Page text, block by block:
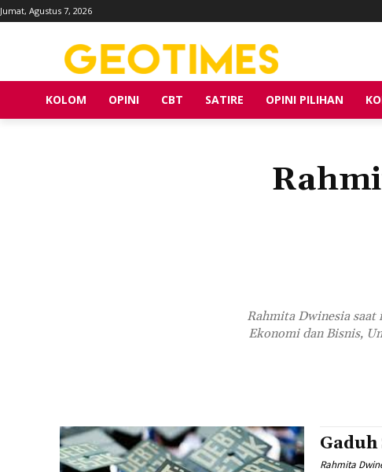
Jumat, Agustus 7, 2026
KOLOM OPINI CBT SATIRE OPINI PILIHAN
Rahmita Dwinesia
Ekonomi dan Bisnis,
Rahmita